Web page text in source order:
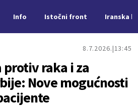
Info Istočni front Iranska
8.7.2026. 13:45
protiv raka i za
Nove mogućnosti